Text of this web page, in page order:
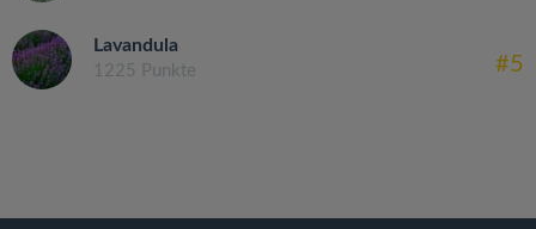
Lavandula
1225 Punkte #5